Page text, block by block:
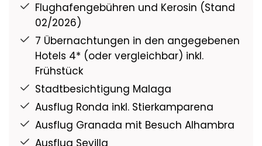
Flughafengebühren und Kerosin (Stand
02/2026)
7 Übernachtungen in den angegebenen
Hotels 4* (oder vergleichbar) inkl.
Frühstück
Stadtbesichtigung Malaga
Ausflug Ronda inkl. Stierkamparena
Ausflug Granada mit Besuch Alhambra
Ausflug Sevilla